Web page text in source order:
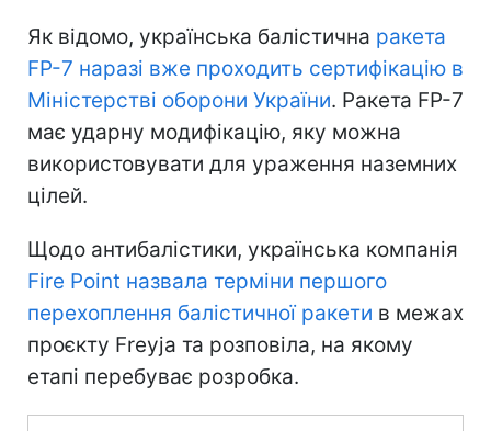
Як відомо, українська балістична ракета
FP-7 наразі вже проходить сертифікацію в
Міністерстві оборони України. Ракета FP-7
має ударну модифікацію, яку можна
використовувати для ураження наземних
цілей.
Щодо антибалістики, українська компанія
Fire Point назвала терміни першого
перехоплення балістичної ракети в межах
проєкту Freyja та розповіла, на якому
етапі перебуває розробка.